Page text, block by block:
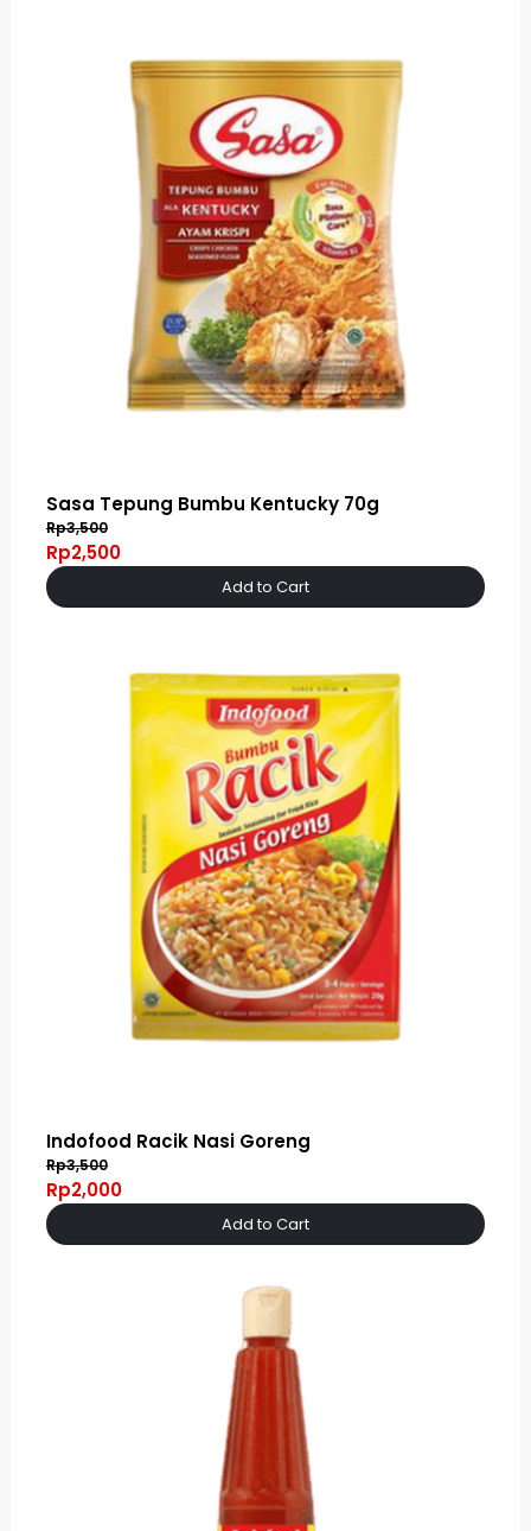
Sasa Tepung Bumbu Kentucky 70g
Rp3,500
Rp2,500
Add to Cart
Indofood Racik Nasi Goreng
Rp3,500
Rp2,000
Add to Cart